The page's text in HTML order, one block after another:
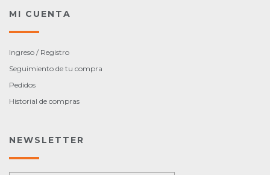
MI CUENTA
Ingreso / Registro
Seguimiento de tu compra
Pedidos
Historial de compras
NEWSLETTER